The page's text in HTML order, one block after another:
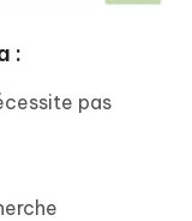
:
pas